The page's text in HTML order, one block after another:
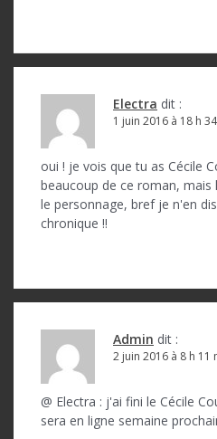
Electra dit :
1 juin 2016 à 18 h
oui ! je vois que tu as Cécile
beaucoup de ce roman,
le personnage, bref je n'en
chronique !!
Admin dit :
2 juin 2016 à 8 h 11
@ Electra : j'ai fini le Cécile
sera en ligne semaine